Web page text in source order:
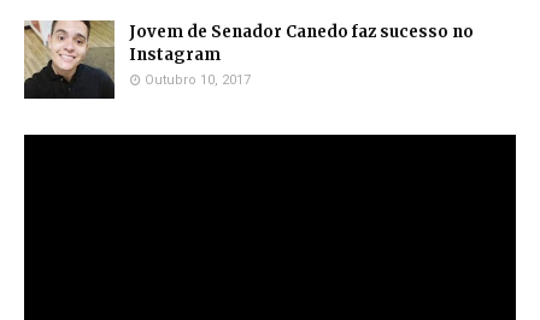
Jovem de Senador Canedo faz sucesso no
Instagram
Outubro 10, 2017